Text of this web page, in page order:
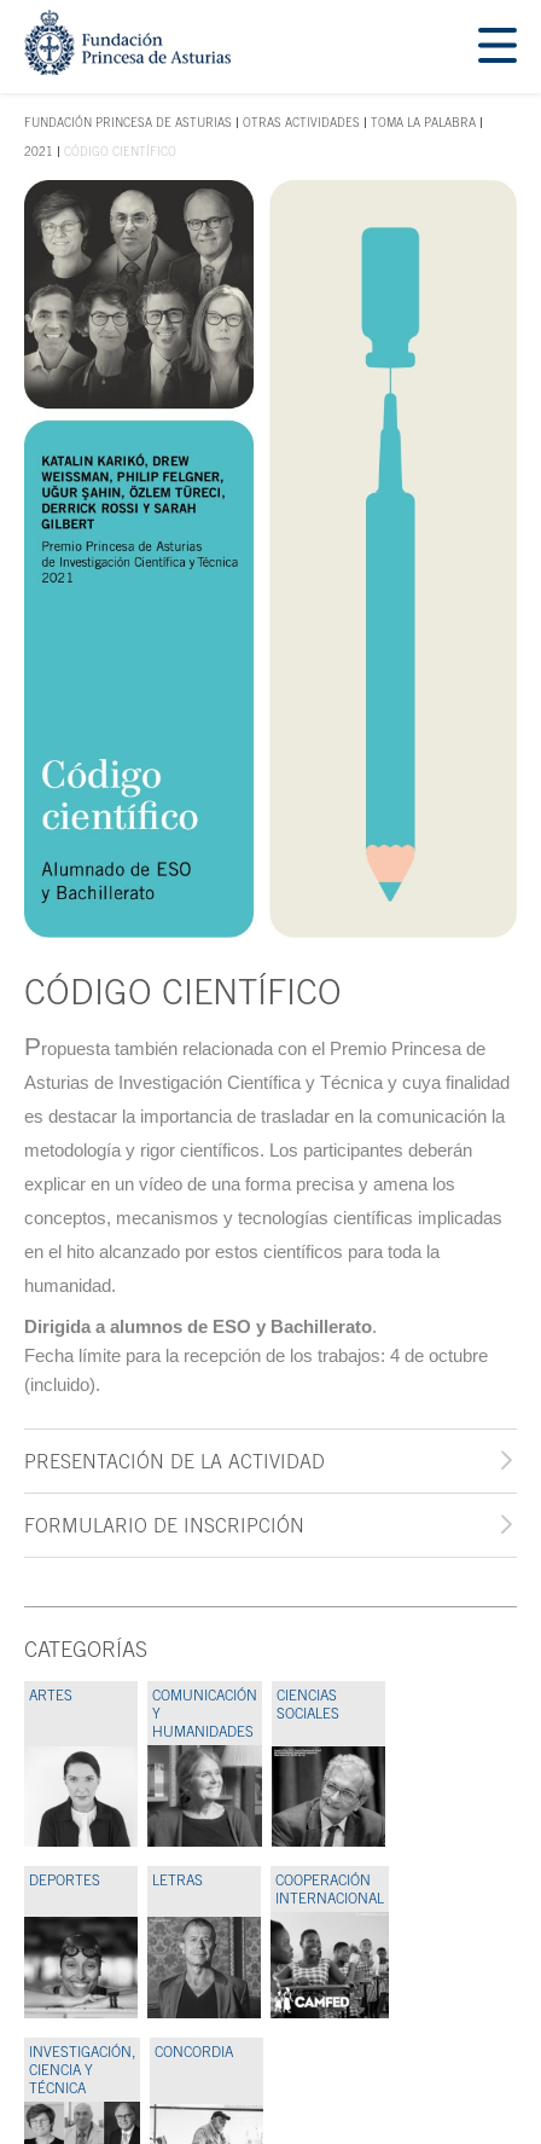
Saltar navegación. Ir directamente al contenido principal
FUNDACIÓN PRINCESA DE ASTURIAS
TECLA DE ACCESO 1
OTRAS ACTIVIDADES
TOMA LA PALABRA
2021
CÓDIGO CIENTÍFICO
Contenido principal
CÓDIGO CIENTÍFICO
Propuesta también relacionada con el Premio Princesa de
Asturias de Investigación Científica y Técnica y cuya finalidad
es destacar la importancia de trasladar en la comunicación la
metodología y rigor científicos. Los participantes deberán
explicar en un vídeo de una forma precisa y amena los
conceptos, mecanismos y tecnologías científicas implicadas
en el hito alcanzado por estos científicos para toda la
humanidad.
Dirigida a alumnos de ESO y Bachillerato.
Fecha límite para la recepción de los trabajos: 4 de octubre
(incluido).
PRESENTACIÓN DE LA ACTIVIDAD
FORMULARIO DE INSCRIPCIÓN
CATEGORÍAS
ARTES
COMUNICACIÓN
Y
HUMANIDADES
CIENCIAS
SOCIALES
DEPORTES LETRAS
COOPERACIÓN
INTERNACIONAL
INVESTIGACIÓN,
CIENCIA Y
TÉCNICA
CONCORDIA